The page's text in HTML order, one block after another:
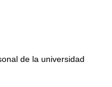
de la universidad